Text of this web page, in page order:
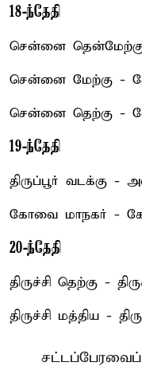
18-ந்தேதி
சென்னை தென்மேற்கு
சென்னை மேற்கு -
சென்னை தெற்கு -
19-ந்தேதி
திருப்பூர் வடக்கு -
கோவை மாநகர் -
20-ந்தேதி
திருச்சி தெற்கு -
திருச்சி மத்திய -